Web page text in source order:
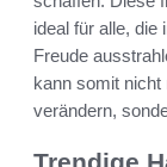
ideal für alle, die
Freude
kann somit
verändern,